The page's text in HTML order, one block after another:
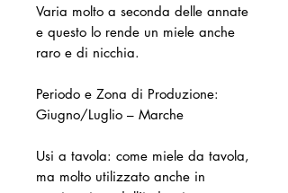
Varia molto a seconda delle annate
e questo lo rende un miele anche
raro e di nicchia.
Periodo e Zona di Produzione:
Giugno/Luglio – Marche
Usi a tavola: come miele da tavola,
ma molto utilizzato anche in